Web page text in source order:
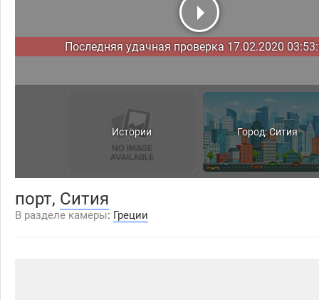
Последняя удачная проверка 17.02.2020
Истории Город: Сития
порт, Сития
В разделе камеры: Греции